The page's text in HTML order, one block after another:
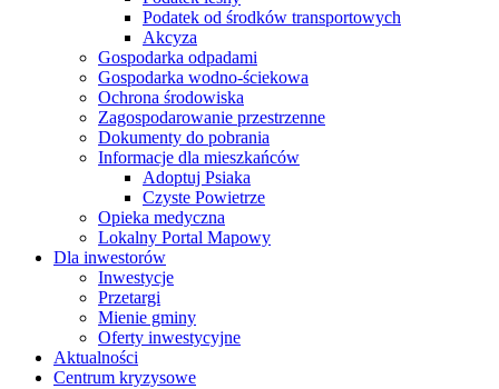
Podatek od środków transportowych
Akcyza
Gospodarka odpadami
Gospodarka wodno-ściekowa
Ochrona środowiska
Zagospodarowanie przestrzenne
Dokumenty do pobrania
Informacje dla mieszkańców
Adoptuj Psiaka
Czyste Powietrze
Opieka medyczna
Lokalny Portal Mapowy
Dla inwestorów
Inwestycje
Przetargi
Mienie gminy
Oferty inwestycyjne
Aktualności
Centrum kryzysowe